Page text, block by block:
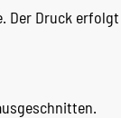
Der Druck erfolgt